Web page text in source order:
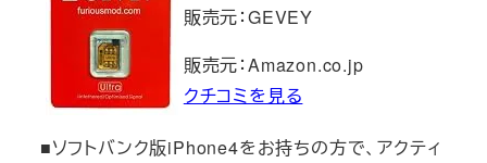
販売元：GEVEY
販売元：Amazon.co.jp
クチコミを見る
■ソフトバンク版iPhone4をお持ちの方で、アクティ